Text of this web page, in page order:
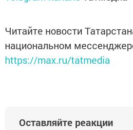
Читайте новости
национальном
https://max.ru/tatmedia
Оставляйте реакции